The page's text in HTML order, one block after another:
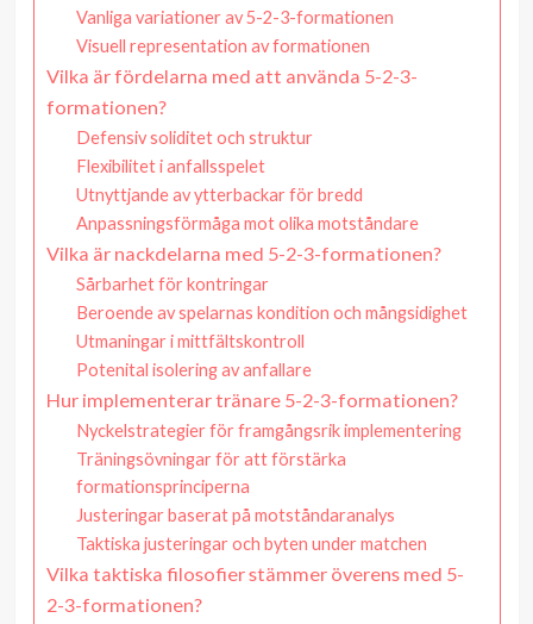
Vanliga variationer av 5-2-3-formationen
Visuell representation av formationen
Vilka är fördelarna med att använda 5-2-3-
formationen?
Defensiv soliditet och struktur
Flexibilitet i anfallsspelet
Utnyttjande av ytterbackar för bredd
Anpassningsförmåga mot olika motståndare
Vilka är nackdelarna med 5-2-3-formationen?
Sårbarhet för kontringar
Beroende av spelarnas kondition och mångsidighet
Utmaningar i mittfältskontroll
Potenital isolering av anfallare
Hur implementerar tränare 5-2-3-formationen?
Nyckelstrategier för framgångsrik implementering
Träningsövningar för att förstärka
formationsprinciperna
Justeringar baserat på motståndaranalys
Taktiska justeringar och byten under matchen
Vilka taktiska filosofier stämmer överens med 5-
2-3-formationen?